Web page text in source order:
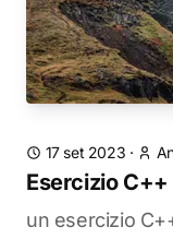
17 set 2023 ·
Esercizio
un esercizio